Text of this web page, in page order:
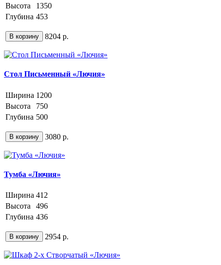
Высота
1350
Глубина 453
В корзину 8204 р.
Стол Письменный «Лючия»
Ширина 1200
Высота
750
Глубина 500
В корзину 3080 р.
Тумба «Лючия»
Ширина 412
Высота
496
Глубина 436
В корзину 2954 р.